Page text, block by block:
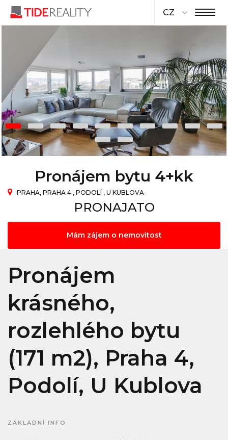
CZ
Pronájem bytu 4+kk
PRAHA, PRAHA 4 , PODOLÍ , U KUBLOVA
PRONAJATO
Mám zájem o nemovitost
Pronájem
krásného,
rozlehlého bytu
(171 m2), Praha 4,
Podolí, U Kublova
ZÁKLADNÍ INFO